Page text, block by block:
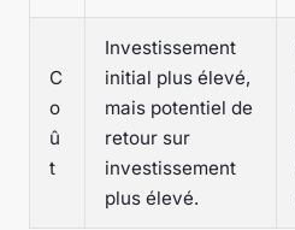
C
o
û
t
Investissement
initial plus élevé,
mais potentiel de
retour sur
investissement
plus élevé.